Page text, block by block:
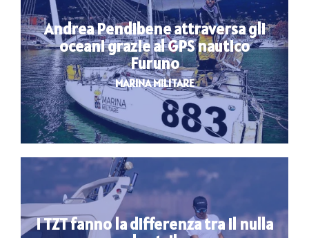
Andrea Pendibene attraversa gli
oceani grazie al GPS nautico
Furuno
MARINA MILITARE
I TZT fanno la differenza tra il nulla